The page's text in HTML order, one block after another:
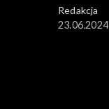
Redakcja
23.06.2024